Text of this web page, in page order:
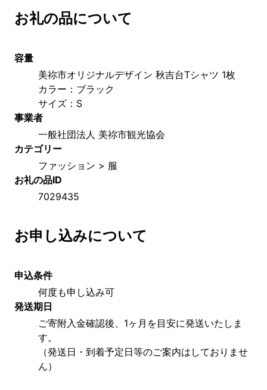
お礼の品について
容量
美祢市オリジナルデザイン 秋吉台Tシャツ 1枚
カラー：ブラック
サイズ：S
事業者
一般社団法人 美祢市観光協会
カテゴリー
ファッション > 服
お礼の品ID
7029435
お申し込みについて
申込条件
何度も申し込み可
発送期日
ご寄附入金確認後、1ヶ月を目安に発送いたしま
す。
（発送日・到着予定日等のご案内はしておりませ
ん）